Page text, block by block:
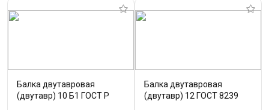
Балка двутавровая
(двутавр) 10 Б1 ГОСТ Р
Балка двутавровая
(двутавр) 12 ГОСТ 8239